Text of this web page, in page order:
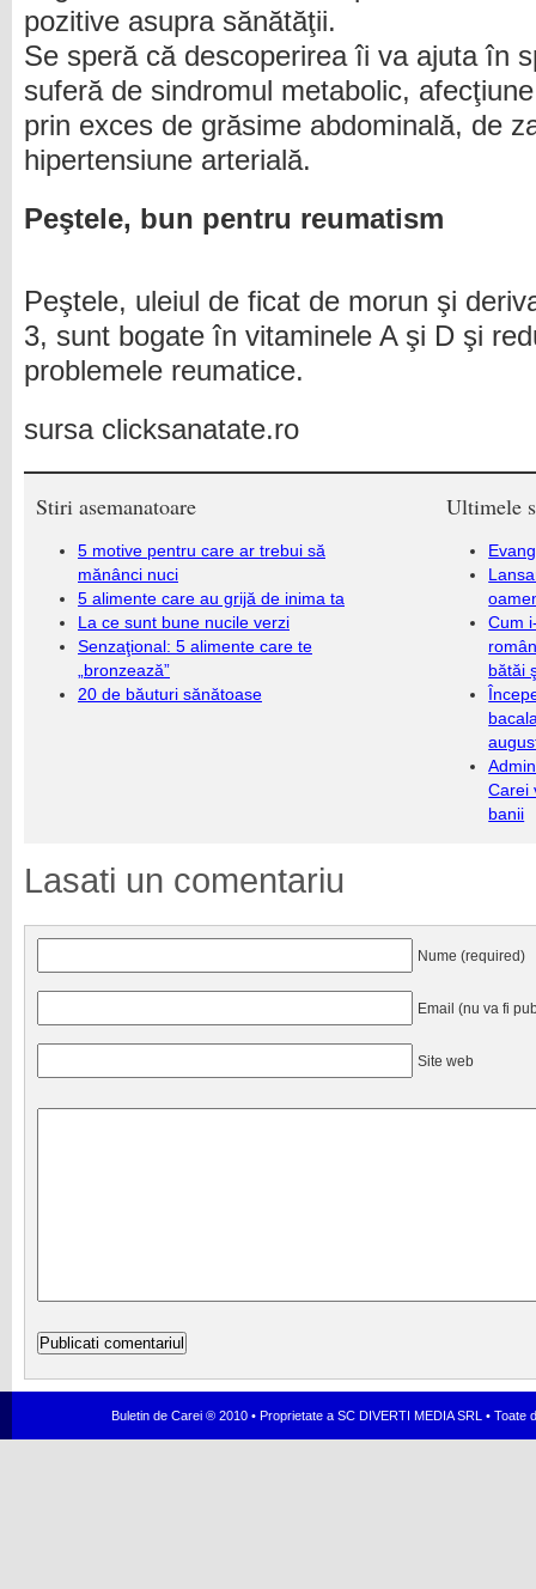
pozitive asupra sănătăţii.
Se speră că descoperirea îi va ajuta în
suferă de sindromul metabolic,
prin exces de grăsime abdominală, de
hipertensiune arterială.
Peştele, bun pentru reumatism
Peştele, uleiul de ficat de morun şi
3, sunt bogate în vitaminele A şi D şi
problemele reumatice.
sursa clicksanatate.ro
Stiri asemanatoare
5 motive pentru care ar trebui să
mănânci nuci
5 alimente care au grijă de inima ta
La ce sunt bune nucile verzi
Senzaţional: 5 alimente care te
„bronzează”
20 de băuturi sănătoase
Ultimele
Cum
bătăi
Carei
banii
Lasati un comentariu
Nume (required)
Email (nu va fi
Site web
Buletin de Carei ® 2010 • Proprietate a SC DIVERTI MEDIA SRL •